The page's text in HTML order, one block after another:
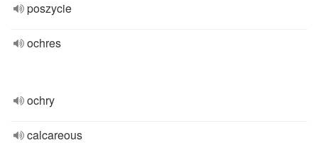
poszycie
ochres
ochry
calcareous